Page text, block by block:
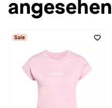
angesehen
Sale